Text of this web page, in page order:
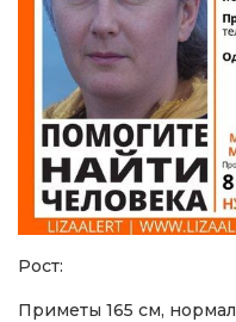
Рост:
Приметы 165 см,